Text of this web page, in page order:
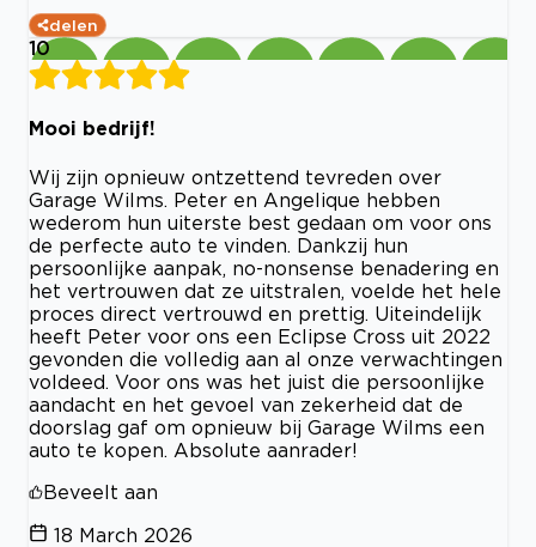
delen
10
Mooi bedrijf!
Wij zijn opnieuw ontzettend tevreden over
Garage Wilms. Peter en Angelique hebben
wederom hun uiterste best gedaan om voor ons
de perfecte auto te vinden. Dankzij hun
persoonlijke aanpak, no-nonsense benadering en
het vertrouwen dat ze uitstralen, voelde het hele
proces direct vertrouwd en prettig. Uiteindelijk
heeft Peter voor ons een Eclipse Cross uit 2022
gevonden die volledig aan al onze verwachtingen
voldeed. Voor ons was het juist die persoonlijke
aandacht en het gevoel van zekerheid dat de
doorslag gaf om opnieuw bij Garage Wilms een
auto te kopen. Absolute aanrader!
Beveelt aan
18 March 2026